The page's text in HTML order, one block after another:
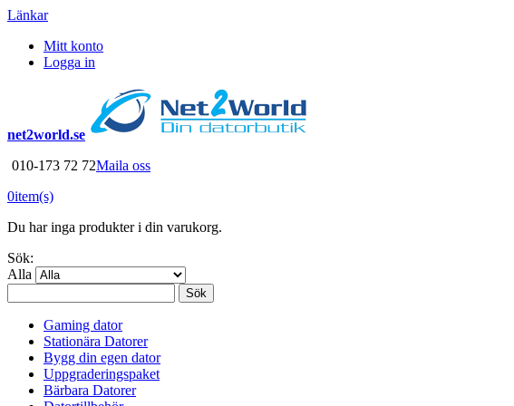
Länkar
Mitt konto
Logga in
net2world.se
010-173 72 72Maila oss
0item(s)
Du har inga produkter i din varukorg.
Sök:
Alla
Sök
Gaming dator
Stationära Datorer
Bygg din egen dator
Uppgraderingspaket
Bärbara Datorer